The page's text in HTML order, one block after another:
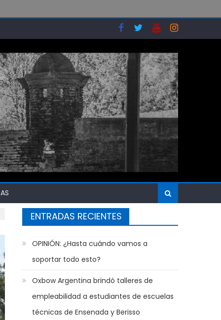
ENTRADAS RECIENTES
OPINIÓN: ¿Hasta cuándo vamos a
soportar todo esto?
Oxbow Argentina brindó talleres de
empleabilidad a estudiantes de escuelas
técnicas de Ensenada y Berisso